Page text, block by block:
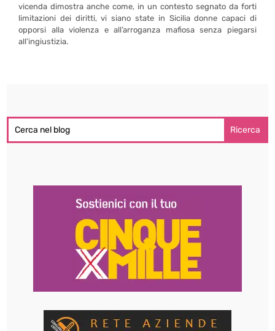
vicenda dimostra anche come, in un contesto segnato da forti
limitazioni dei diritti, vi siano state in Sicilia donne capaci di
opporsi alla violenza e all’arroganza mafiosa senza piegarsi
all’ingiustizia.